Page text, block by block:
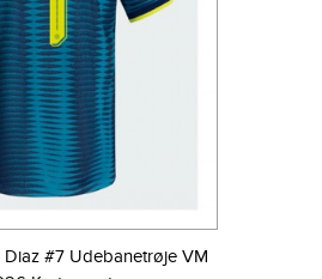
#7 Udebanetrøje VM